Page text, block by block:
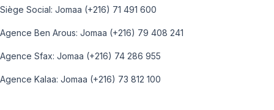
Siège Social: Jomaa (+216) 71 491 600
Agence Ben Arous: Jomaa (+216) 79 408 241
Agence Sfax: Jomaa (+216) 74 286 955
Agence Kalaa: Jomaa (+216) 73 812 100